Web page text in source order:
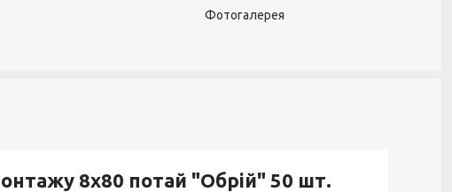
Фотогалерея
8х80 потай "Обрій" 50 шт.